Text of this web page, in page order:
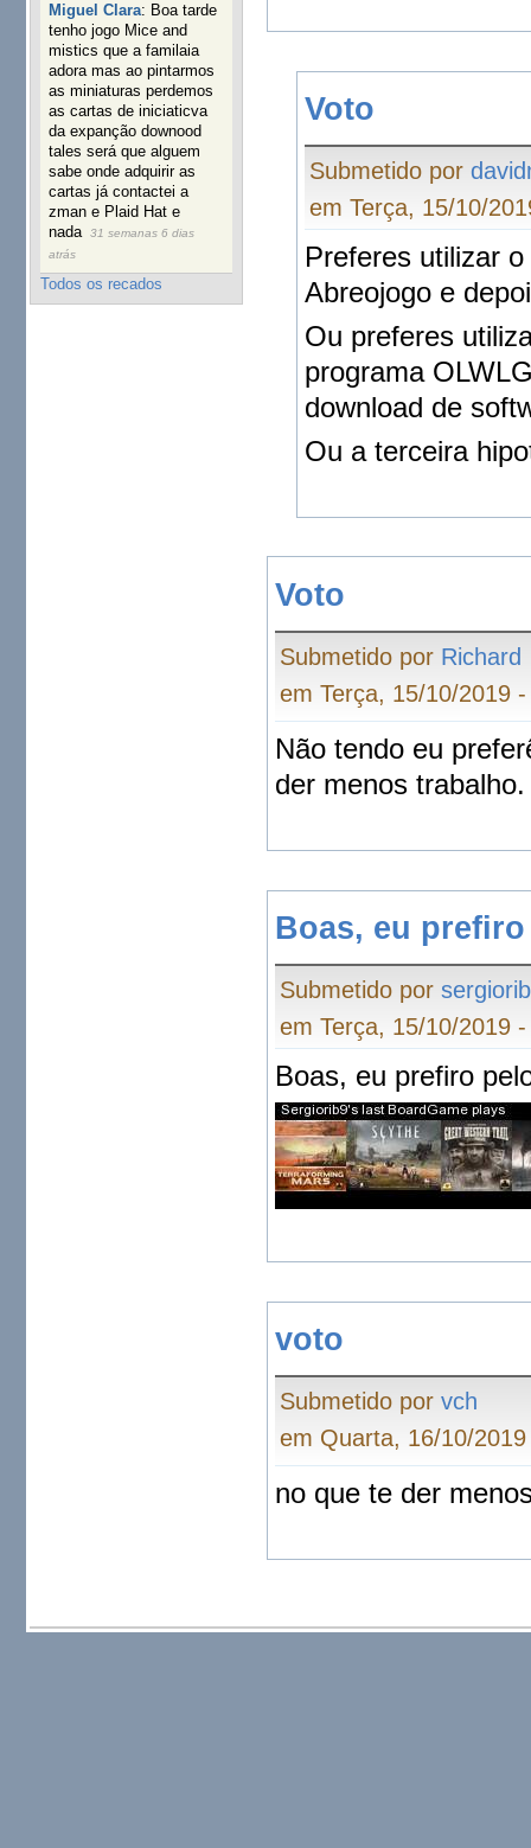
Miguel Clara: Boa tarde
tenho jogo Mice and
mistics que a familaia
adora mas ao pintarmos
as miniaturas perdemos
as cartas de iniciaticva
da expanção downood
tales será que alguem
sabe onde adquirir as
cartas já contactei a
zman e Plaid Hat e
nada
31 semanas 6 dias
atrás
Todos os recados
Voto
Submetido por
em Terça, 15/10/
Preferes utilizar
Abreojogo e
Ou preferes
programa
download de
Ou a terceira
Voto
Submetido por Richard
em Terça, 15/10/2019
Não tendo eu
der menos trabalho.
Boas, eu
Submetido por
em Terça, 15/10/2019
Boas, eu prefiro
voto
Submetido porvch
em Quarta, 16/10/
no que te der